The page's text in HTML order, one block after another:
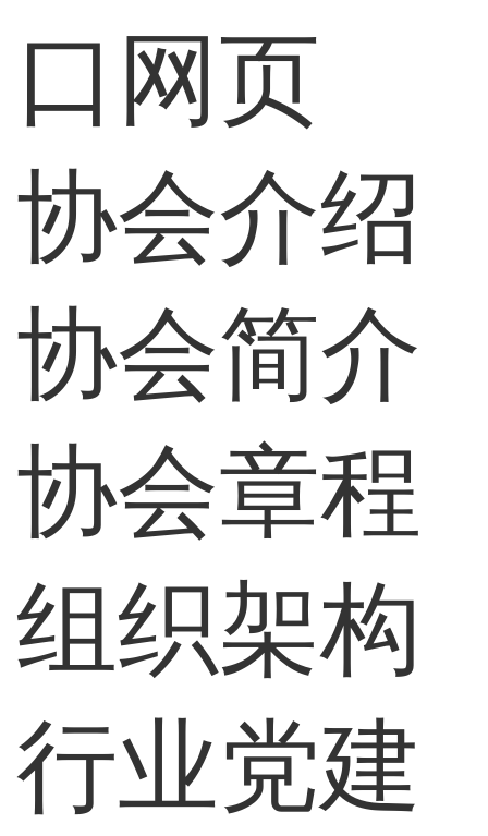
口网页
协会介绍
协会简介
协会章程
组织架构
行业党建